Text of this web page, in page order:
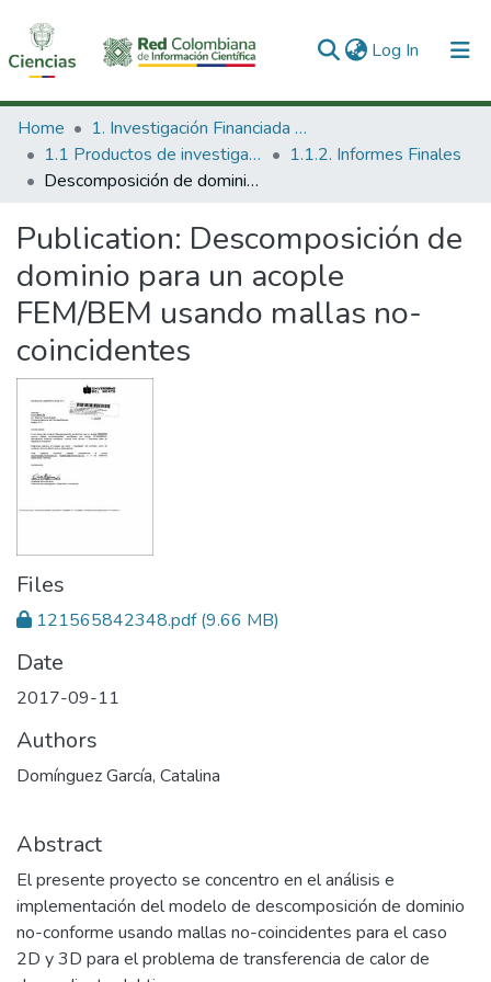
Log In (current)
Communities & Collections
All of DSpace
Home
1. Investigación Financiada con Recursos Públicos
1.1 Productos de investigación
1.1.2. Informes Finales
Descomposición de dominio para un acople FEM/BEM usando mallas no-coincidentes
Publication: Descomposición de
dominio para un acople
FEM/BEM usando mallas no-
coincidentes
Files
121565842348.pdf(9.66 MB)
Date
2017-09-11
Authors
Domínguez García, Catalina
Abstract
El presente proyecto se concentro en el análisis e
implementación del modelo de descomposición de dominio
no-conforme usando mallas no-coincidentes para el caso
2D y 3D para el problema de transferencia de calor de